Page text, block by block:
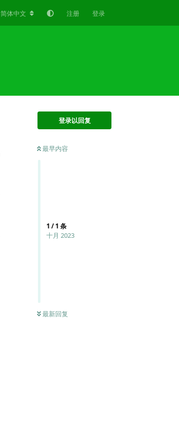
简体中文 注册 登录
登录以回复
最早内容
1 /1 条
十月 2023
最新回复